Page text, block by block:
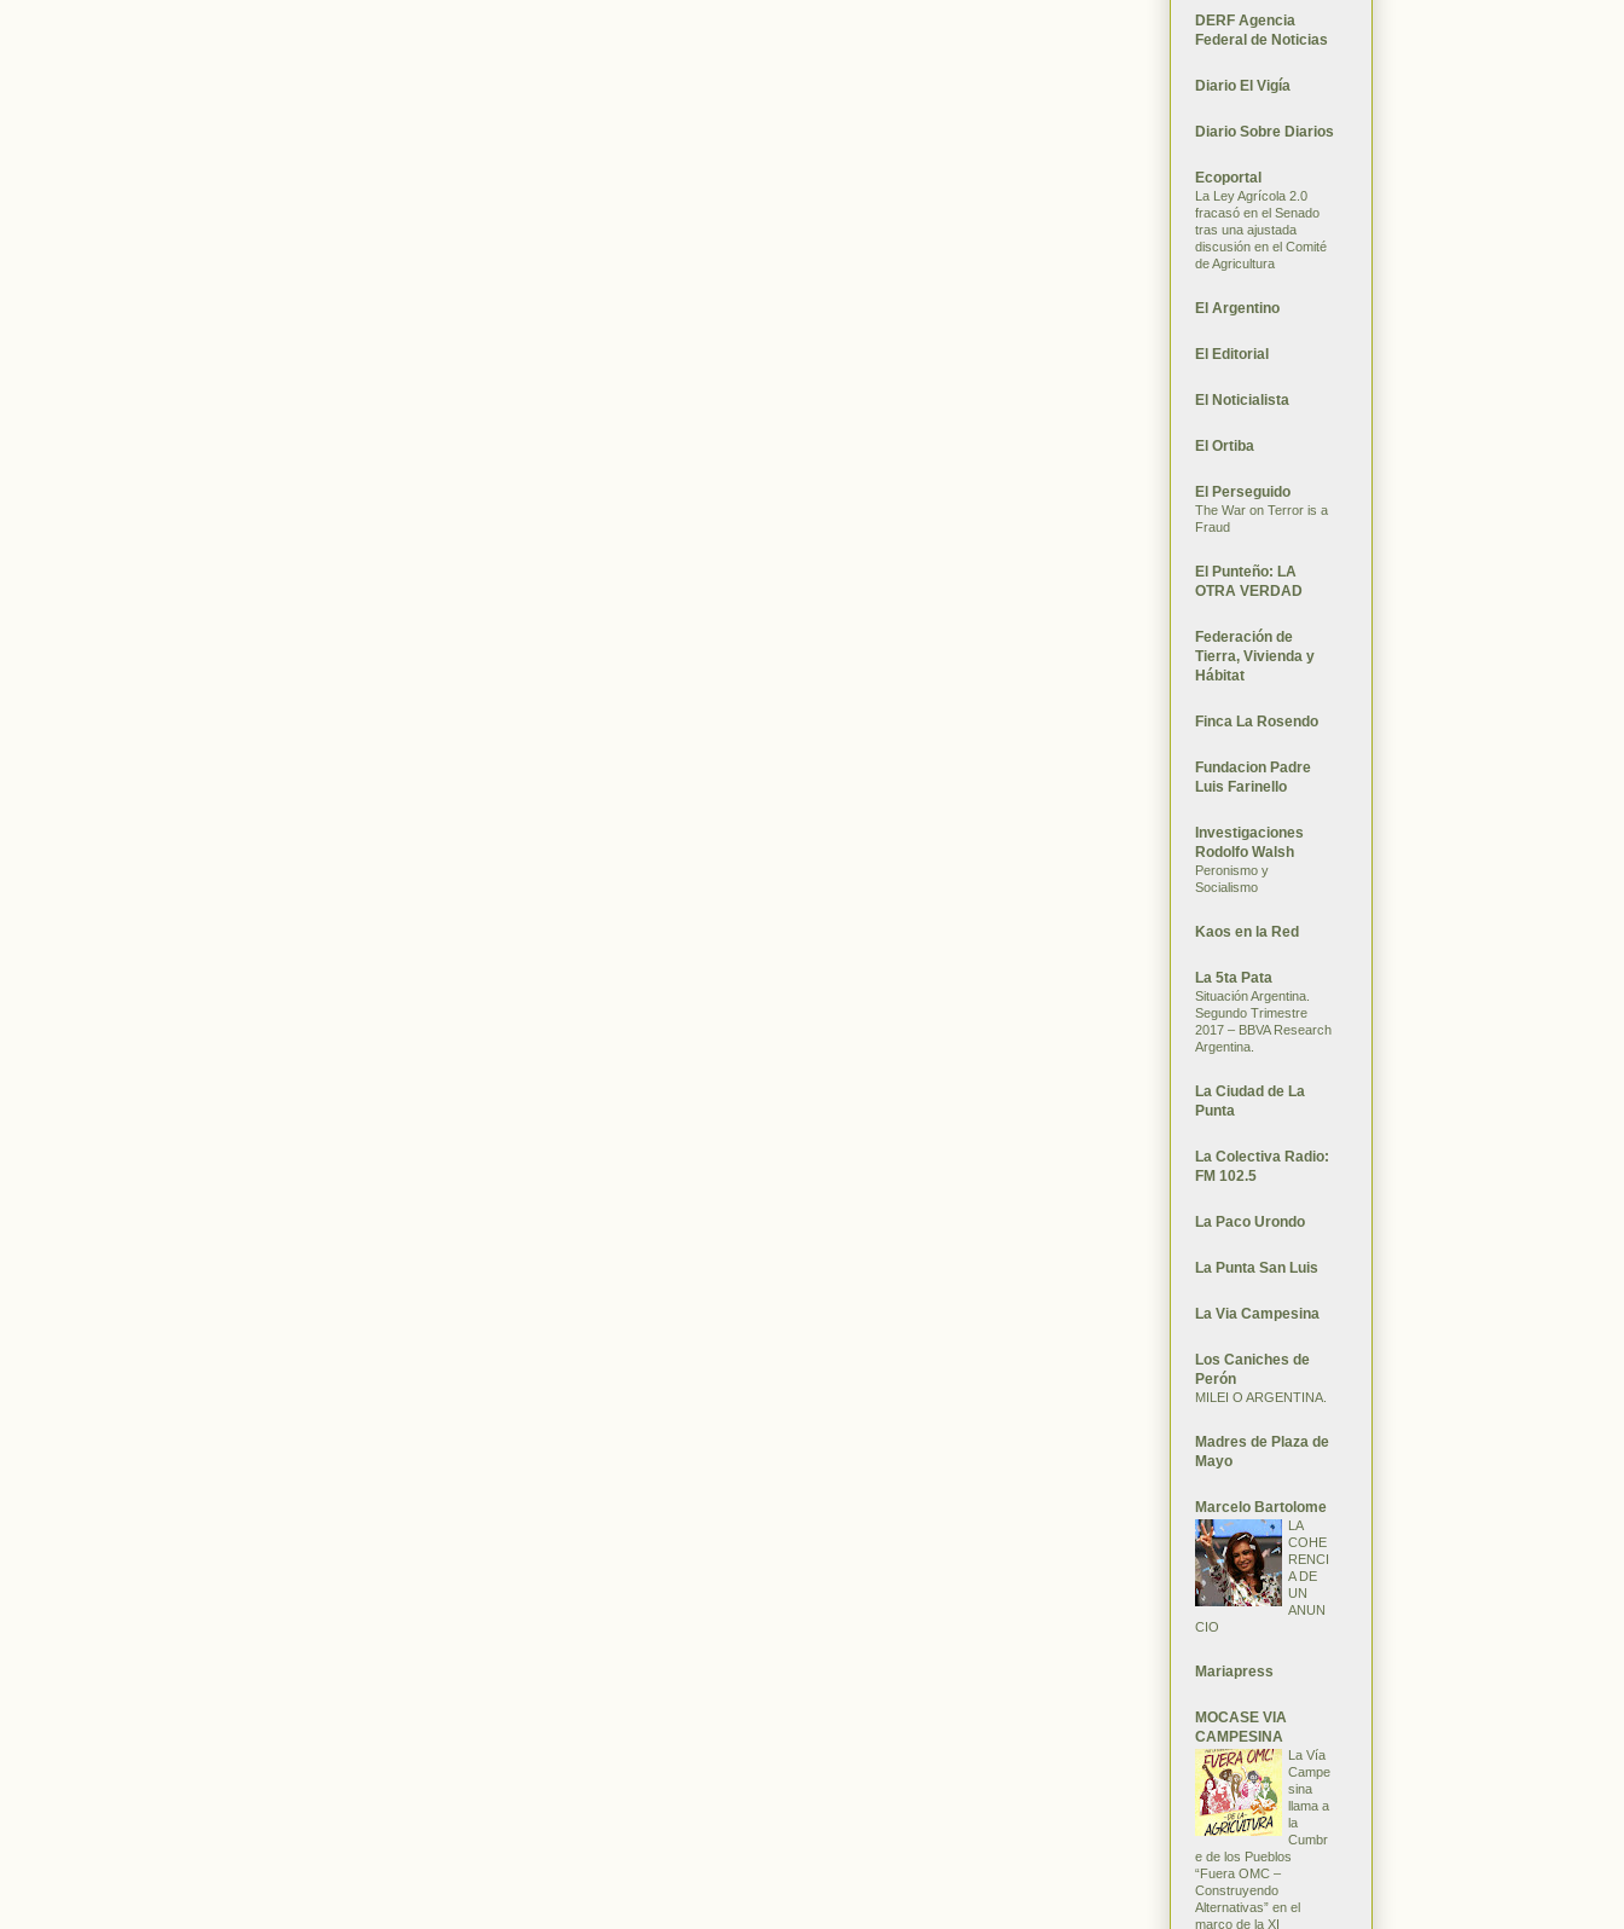
DERF Agencia
Federal de Noticias
Diario El Vigía
Diario Sobre Diarios
Ecoportal
La Ley Agrícola 2.0
fracasó en el Senado
tras una ajustada
discusión en el Comité
de Agricultura
El Argentino
El Editorial
El Noticialista
El Ortiba
El Perseguido
The War on Terror is a
Fraud
El Punteño: LA
OTRA VERDAD
Federación de
Tierra, Vivienda y
Hábitat
Finca La Rosendo
Fundacion Padre
Luis Farinello
Investigaciones
Rodolfo Walsh
Peronismo y
Socialismo
Kaos en la Red
La 5ta Pata
Situación Argentina.
Segundo Trimestre
2017 – BBVA Research
Argentina.
La Ciudad de La
Punta
La Colectiva Radio:
FM 102.5
La Paco Urondo
La Punta San Luis
La Via Campesina
Los Caniches de
Perón
MILEI O ARGENTINA.
Madres de Plaza de
Mayo
Marcelo Bartolome
LA
COHE
RENCI
A DE
UN
ANUN
CIO
Mariapress
MOCASE VIA
CAMPESINA
La Vía
Campe
sina
llama a
la
Cumbr
e de los Pueblos
“Fuera OMC –
Construyendo
Alternativas” en el
marco de la XI